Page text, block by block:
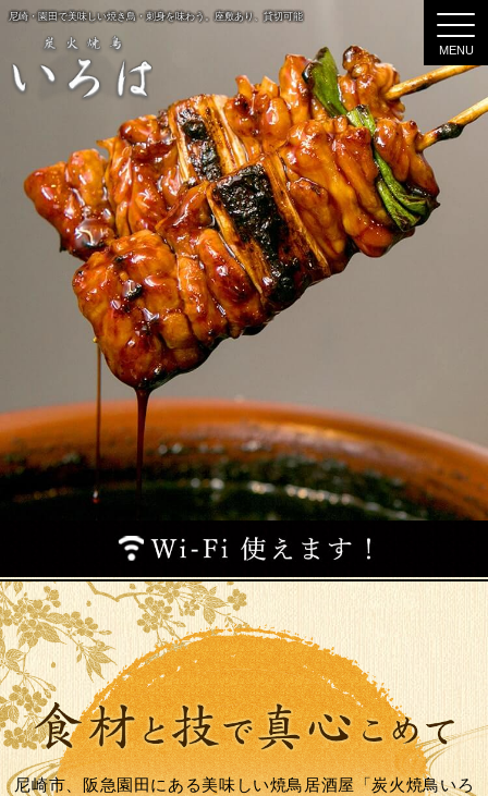
尼崎・園田で美味しい焼き鳥・刺身を味わう。座敷あり、貸切可能
尼崎市、阪急園田にある美味しい焼鳥居酒屋「炭火焼鳥いろ